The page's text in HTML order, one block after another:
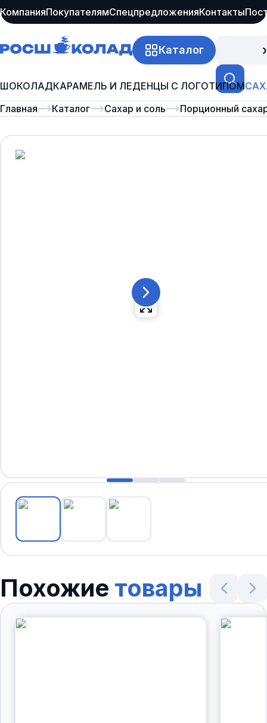
КомпанияПокупателямСпецпредложенияКонтакты
Каталог
ШОКОЛАДКАРАМЕЛЬ И ЛЕДЕНЦЫ С ЛОГОТИПОМ
Главная
Каталог Сахар и соль Порционный
Похожие товары